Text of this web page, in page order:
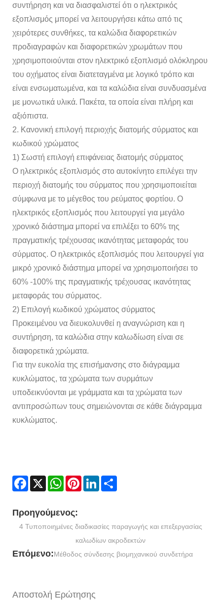
συντήρηση και να διασφαλιστεί ότι ο ηλεκτρικός
εξοπλισμός μπορεί να λειτουργήσει κάτω από τις
χειρότερες συνθήκες, τα καλώδια διαφορετικών
προδιαγραφών και διαφορετικών χρωμάτων που
χρησιμοποιούνται στον ηλεκτρικό εξοπλισμό ολόκληρου
του οχήματος είναι διατεταγμένα με λογικό τρόπο και
είναι ενσωματωμένα, και τα καλώδια είναι συνδυασμένα
με μονωτικά υλικά. Πακέτα, τα οποία είναι πλήρη και
αξιόπιστα.
2. Κανονική επιλογή περιοχής διατομής σύρματος και
κωδικού χρώματος
1) Σωστή επιλογή επιφάνειας διατομής σύρματος
Ο ηλεκτρικός εξοπλισμός στο αυτοκίνητο επιλέγει την
περιοχή διατομής του σύρματος που χρησιμοποιείται
σύμφωνα με το μέγεθος του ρεύματος φορτίου. Ο
ηλεκτρικός εξοπλισμός που λειτουργεί για μεγάλο
χρονικό διάστημα μπορεί να επιλέξει το 60% της
πραγματικής τρέχουσας ικανότητας μεταφοράς του
σύρματος. Ο ηλεκτρικός εξοπλισμός που λειτουργεί για
μικρό χρονικό διάστημα μπορεί να χρησιμοποιήσει το
60% -100% της πραγματικής τρέχουσας ικανότητας
μεταφοράς του σύρματος.
2) Επιλογή κωδικού χρώματος σύρματος
Προκειμένου να διευκολυνθεί η αναγνώριση και η
συντήρηση, τα καλώδια στην καλωδίωση είναι σε
διαφορετικά χρώματα.
Για την ευκολία της επισήμανσης στο διάγραμμα
κυκλώματος, τα χρώματα των συρμάτων
υποδεικνύονται με γράμματα και τα χρώματα των
αντιπροσώπων τους σημειώνονται σε κάθε διάγραμμα
κυκλώματος.
Facebook
X WhatsAppPinterestLinkedIn
Προηγούμενος:
4 Τυποποιημένες διαδικασίες παραγωγής και επεξεργασίας
καλωδίων ακροδεκτών
Επόμενο:Μέθοδος σύνδεσης βιομηχανικού συνδετήρα
Αποστολή Ερώτησης